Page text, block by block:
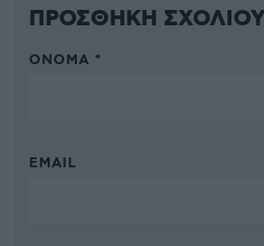
ΠΡΟΣΘΗΚΗ ΣΧΟΛΙΟΥ
ΌΝΟΜΑ *
EMAIL